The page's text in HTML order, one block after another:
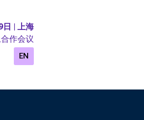
日 | 上海
作会议
EN